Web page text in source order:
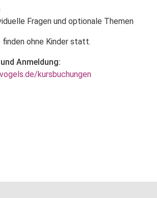
Fragen und optionale Themen
finden ohne Kinder statt.
Anmeldung:
kursbuchungen